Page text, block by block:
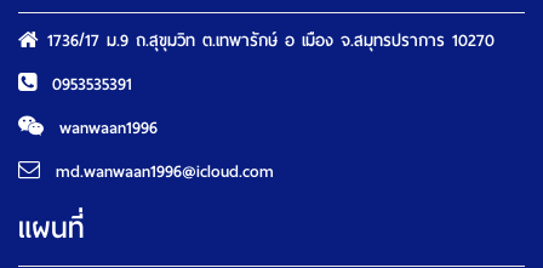
1736/17 ม.9 ถ.สุขุมวิท ต.เทพารักษ์ อ เมือง จ.สมุทรปราการ 10270
0953535391
wanwaan1996
md.wanwaan1996@icloud.com
แผนที่